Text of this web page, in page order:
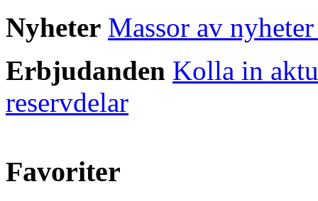
Nyheter Massor av
Erbjudanden Kolla in
reservdelar
Favoriter